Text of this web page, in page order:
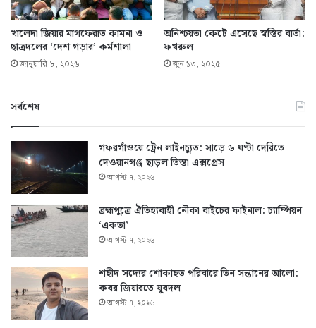
খালেদা জিয়ার মাগফেরাত কামনা ও
ছাত্রদলের ‘দেশ গড়ার’ কর্মশালা
জানুয়ারি ৮, ২০২৬
অনিশ্চয়তা কেটে এসেছে স্বস্তির বার্তা:
ফখরুল
জুন ১৩, ২০২৫
সর্বশেষ
গফরগাঁওয়ে ট্রেন লাইনচ্যুত: সাড়ে ৬ ঘণ্টা দেরিতে
দেওয়ানগঞ্জ ছাড়ল তিস্তা এক্সপ্রেস
আগস্ট ৭, ২০২৬
ব্রহ্মপুত্রে ঐতিহ্যবাহী নৌকা বাইচের ফাইনাল: চ্যাম্পিয়ন
‘একতা’
আগস্ট ৭, ২০২৬
শহীদ সদ্যের শোকাহত পরিবারে তিন সন্তানের আলো:
কবর জিয়ারতে যুবদল
আগস্ট ৭, ২০২৬